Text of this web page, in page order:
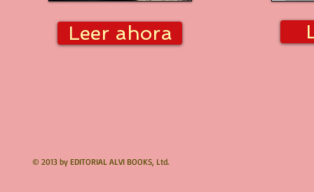
Leer ahora
© 2013 by EDITORIAL ALVI BOOKS, Ltd.